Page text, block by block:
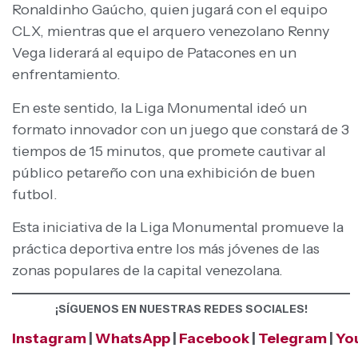
Ronaldinho Gaúcho, quien jugará con el equipo
CLX, mientras que el arquero venezolano Renny
Vega liderará al equipo de Patacones en un
enfrentamiento.
En este sentido, la Liga Monumental ideó un
formato innovador con un juego que constará de 3
tiempos de 15 minutos, que promete cautivar al
público petareño con una exhibición de buen
futbol.
Esta iniciativa de la Liga Monumental promueve la
práctica deportiva entre los más jóvenes de las
zonas populares de la capital venezolana.
¡SÍGUENOS EN NUESTRAS REDES SOCIALES!
Instagram WhatsApp Facebook Telegram